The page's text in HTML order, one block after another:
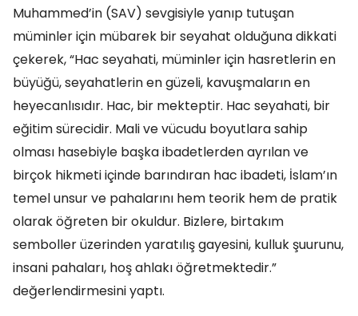
Muhammed’in (SAV) sevgisiyle yanıp tutuşan
müminler için mübarek bir seyahat olduğuna dikkati
çekerek, “Hac seyahati, müminler için hasretlerin en
büyüğü, seyahatlerin en güzeli, kavuşmaların en
heyecanlısıdır. Hac, bir mekteptir. Hac seyahati, bir
eğitim sürecidir. Mali ve vücudu boyutlara sahip
olması hasebiyle başka ibadetlerden ayrılan ve
birçok hikmeti içinde barındıran hac ibadeti, İslam’ın
temel unsur ve pahalarını hem teorik hem de pratik
olarak öğreten bir okuldur. Bizlere, birtakım
semboller üzerinden yaratılış gayesini, kulluk şuurunu,
insani pahaları, hoş ahlakı öğretmektedir.”
değerlendirmesini yaptı.